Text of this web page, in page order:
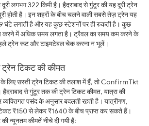
लगभग 322 किमी है। हैदराबाद से गुंटूर की यह दूरी ट्रेन
होती है। इन शहरों के बीच चलने वाली सबसे तेज़ ट्रेन यह
घंटे लगाती है और यह कुछ स्टेशनों पर ही रुकती है। कुछ
करने में अधिक समय लगता है। ट्रैवल का समय कम करने के
ट्रेन रूट और टाइमटेबल चेक करना न भूलें।
टिकट की कीमत
लिए सस्ती ट्रेन टिकट की तलाश में हैं, तो ConfirmTkt
हैदराबाद से गुंटूर तक की ट्रेन टिकट कीमत, यात्रा की
पसंद के अनुसार बदलती रहती है। यात्रीगण,
₹150 से लेकर ₹1640 के बीच प्राप्त कर सकते हैं।
न्यूनतम कीमतें नीचे दी गयी हैं: